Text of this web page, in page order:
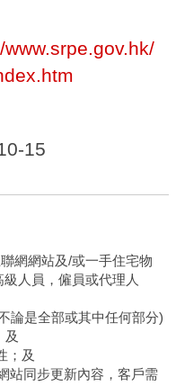
www.srpe.gov.hk/
15
網網站及/或一手住宅物
人員，僱員或代理人
論是全部或其中任何部分)
及
；及
站同步更新內容，客戶需